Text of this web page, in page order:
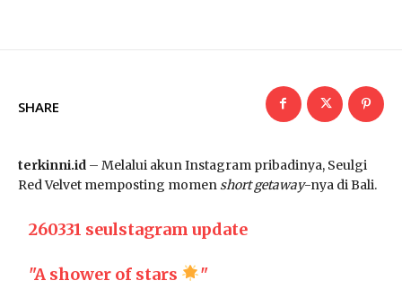
SHARE
terkinni.id – Melalui akun Instagram pribadinya, Seulgi
Red Velvet memposting momen short getaway-nya di Bali.
260331 seulstagram update
"A shower of stars "